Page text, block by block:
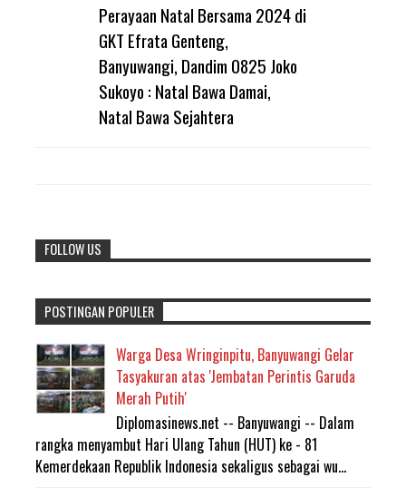
Perayaan Natal Bersama 2024 di
GKT Efrata Genteng,
Banyuwangi, Dandim 0825 Joko
Sukoyo : Natal Bawa Damai,
Natal Bawa Sejahtera
FOLLOW US
POSTINGAN POPULER
Warga Desa Wringinpitu, Banyuwangi Gelar
Tasyakuran atas 'Jembatan Perintis Garuda
Merah Putih'
Diplomasinews.net -- Banyuwangi -- Dalam
rangka menyambut Hari Ulang Tahun (HUT) ke - 81
Kemerdekaan Republik Indonesia sekaligus sebagai wu...